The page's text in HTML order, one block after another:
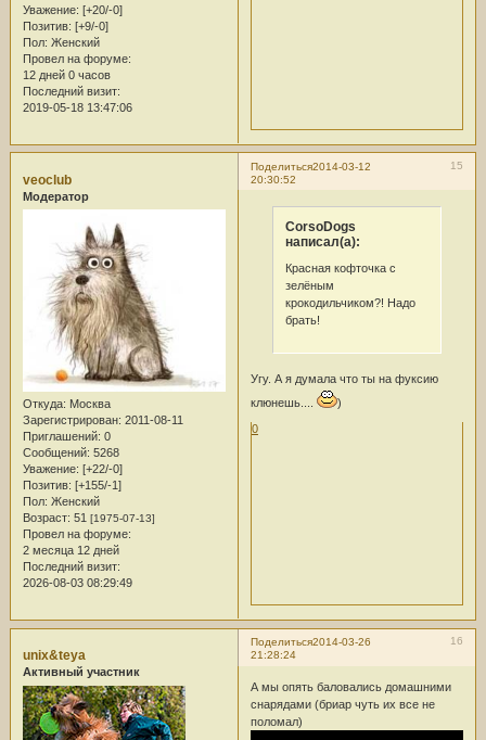
Уважение: [+20/-0]
Позитив: [+9/-0]
Пол: Женский
Провел на форуме:
12 дней 0 часов
Последний визит:
2019-05-18 13:47:06
Поделиться 15
2014-03-12
20:30:52
veoclub
Модератор
Откуда: Москва
Зарегистрирован: 2011-08-11
Приглашений: 0
Сообщений: 5268
Уважение: [+22/-0]
Позитив: [+155/-1]
Пол: Женский
Возраст: 51 [1975-07-13]
Провел на форуме:
2 месяца 12 дней
Последний визит:
2026-08-03 08:29:49
CorsoDogs
написал(а):
Красная кофточка с
зелёным
крокодильчиком?! Надо
брать!
Угу. А я думала что ты на фуксию
клюнешь....
)
0
Поделиться 16
2014-03-26
21:28:24
unix&teya
Активный участник
А мы опять баловались домашними
снарядами (бриар чуть их все не
поломал)